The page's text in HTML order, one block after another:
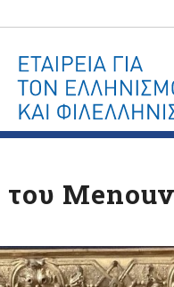
του